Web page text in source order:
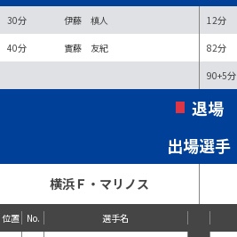
30分 伊藤 槙人 12分
40分 實藤 友紀 82分
90+5分
退場
出場選手
横浜Ｆ・マリノス
位置 No. 選手名